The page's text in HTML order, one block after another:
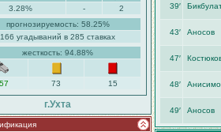
3.28%
-
2
прогнозируемость: 58.25%
166 угадываний в 285 ставках
жесткость: 94.88%
73 15
г.Ухта
39′
43′ Аносов
47′
48′
49′ Аносов